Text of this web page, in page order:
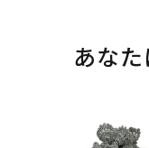
あな